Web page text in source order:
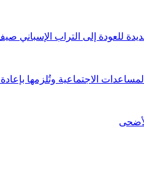
للعودة إلى التراب الإسباني صيف